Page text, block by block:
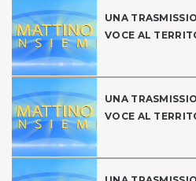
UNA
VOCE AL
UNA
VOCE AL